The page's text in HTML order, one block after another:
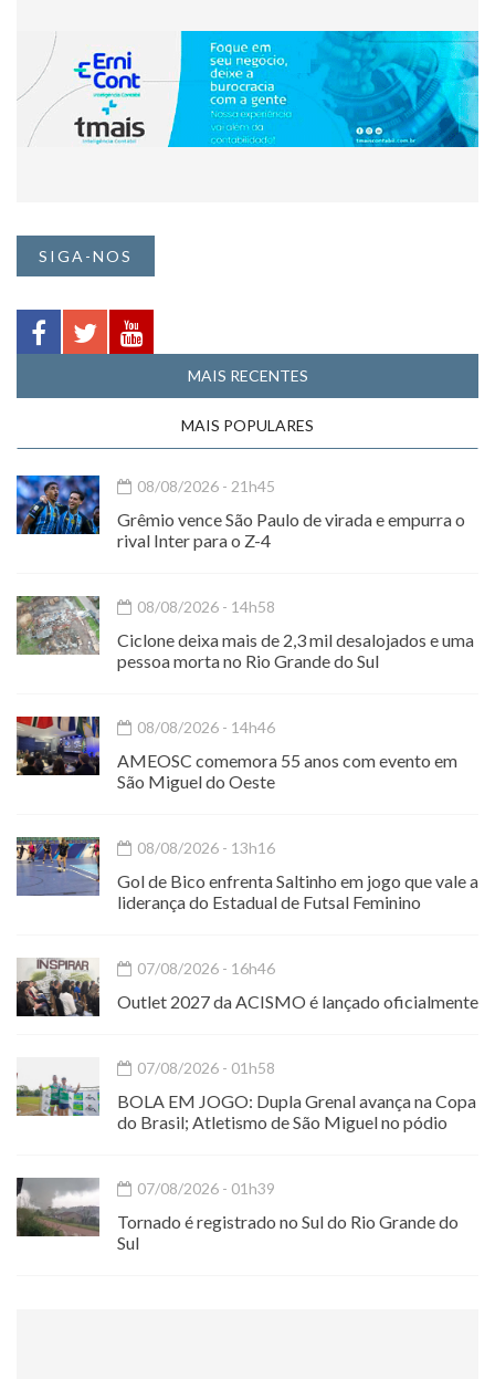
SIGA-NOS
MAIS RECENTES
MAIS POPULARES
08/08/2026 - 21h45
Grêmio vence São Paulo de virada e empurra o
rival Inter para o Z-4
08/08/2026 - 14h58
Ciclone deixa mais de 2,3 mil desalojados e uma
pessoa morta no Rio Grande do Sul
08/08/2026 - 14h46
AMEOSC comemora 55 anos com evento em
São Miguel do Oeste
08/08/2026 - 13h16
Gol de Bico enfrenta Saltinho em jogo que vale a
liderança do Estadual de Futsal Feminino
07/08/2026 - 16h46
Outlet 2027 da ACISMO é lançado oficialmente
07/08/2026 - 01h58
BOLA EM JOGO: Dupla Grenal avança na Copa
do Brasil; Atletismo de São Miguel no pódio
07/08/2026 - 01h39
Tornado é registrado no Sul do Rio Grande do
Sul